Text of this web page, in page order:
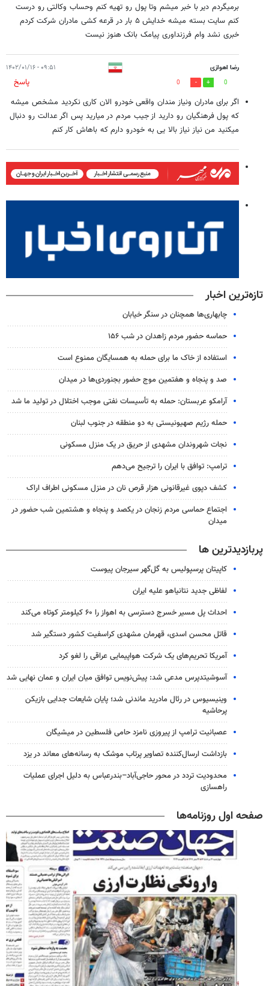
برمیگردم دیر با خبر میشم وتا پول رو تهیه کنم وحساب وکالتی رو درست
کنم سایت بسته میشه خدایش ۵ بار در قرعه کشی مادران شرکت کردم
خبری نشد وام فرزنداوری پیامک بانک هنوز نیست
رضا اهوازی ۰۹:۵۱ - ۱۴۰۲/۰۱/۱۶
0
0
پاسخ
اگر برای مادران ونیاز مندان واقعی خودرو الان کاری نکردید مشخص میشه
که پول فرهنگیان رو دارید از جیب مردم در میارید پس اگر عدالت رو دنبال
میکنید من نیاز نیاز بالا یی به خودرو دارم که باهاش کار کنم
تازه‌ترین اخبار
چابهاری‌ها همچنان در سنگر خیابان
حماسه حضور مردم زاهدان در شب ۱۵۶
استفاده از خاک ما برای حمله به همسایگان ممنوع است
صد و پنجاه و هفتمین موج حضور بجنوردی‌ها در میدان
آرامکو عربستان: حمله به تأسیسات نفتی موجب اختلال در تولید ما شد
حمله رژیم صهیونیستی به دو منطقه در جنوب لبنان
نجات شهروندان مشهدی از حریق در یک منزل مسکونی
ترامپ: توافق با ایران را ترجیح می‌دهم
کشف دپوی غیرقانونی هزار قرص نان در منزل مسکونی اطراف اراک
اجتماع حماسی مردم زنجان در یکصد و پنجاه و هشتمین شب حضور در
میدان
پربازدیدترین ها
کاپیتان پرسپولیس به گل‌گهر سیرجان پیوست
لفاظی جدید نتانیاهو علیه ایران
احداث پل مسیر خسرج دسترسی به اهواز را ۶۰ کیلومتر کوتاه می‌کند
قاتل محسن اسدی، قهرمان مشهدی کراسفیت کشور دستگیر شد
آمریکا تحریم‌های یک شرکت هواپیمایی عراقی را لغو کرد
آسوشیتدپرس مدعی شد: پیش‌نویس توافق میان ایران و عمان نهایی شد
وینیسیوس در رئال مادرید ماندنی شد؛ پایان شایعات جدایی بازیکن
پرحاشیه
عصبانیت ترامپ از پیروزی نامزد حامی فلسطین در میشیگان
بازداشت ارسال‌کننده تصاویر پرتاب موشک به رسانه‌های معاند در یزد
محدودیت تردد در محور حاجی‌آباد–بندرعباس به دلیل اجرای عملیات
راهسازی
صفحه اول روزنامه‌ها